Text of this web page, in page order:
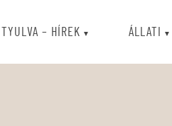
– HÍREK ÁLLATI